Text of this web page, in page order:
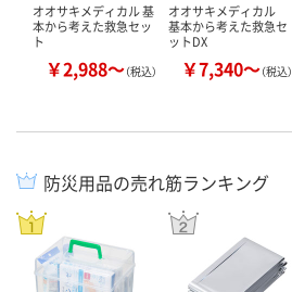
オオサキメディカル 基
本から考えた救急セッ
ト
￥2,988～（税込）
オオサキメディカル
基本から考えた救急セ
ットDX
￥7,340～（税込）
防災用品の売れ筋ランキング